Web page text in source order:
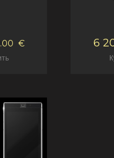
.00 € 6